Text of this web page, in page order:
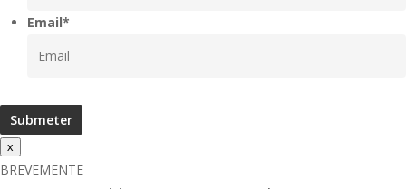
Email*
x
BREVEMENTE